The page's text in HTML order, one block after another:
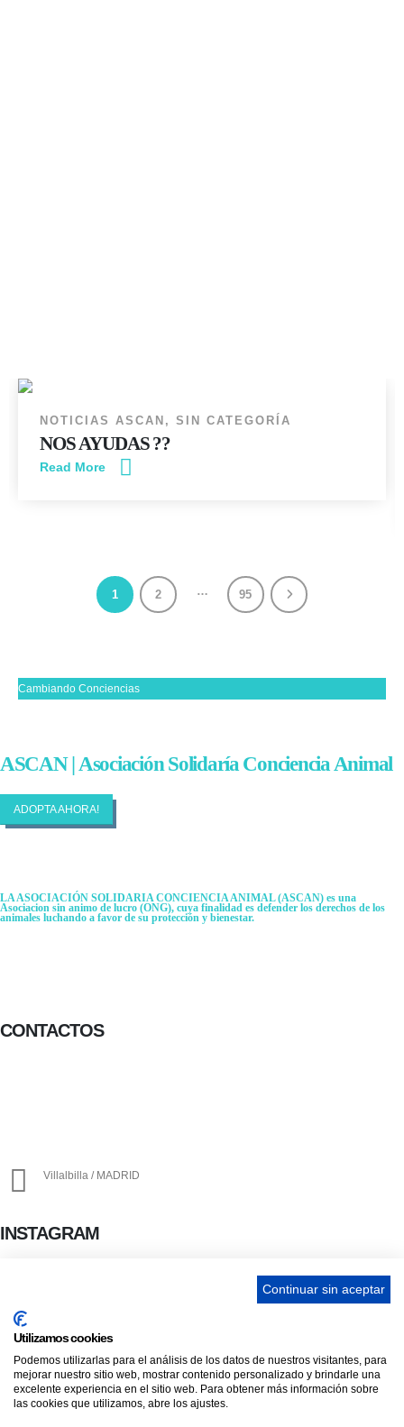
NOTICIAS ASCAN , SIN CATEGORÍA
NOS AYUDAS ??
Read More
1 2 … 95
Cambiando Conciencias
ASCAN | Asociación Solidaría Conciencia Animal
ADOPTA AHORA!
LA ASOCIACIÓN SOLIDARIA CONCIENCIA ANIMAL (ASCAN) es una
Asociacion sin animo de lucro (ONG), cuya finalidad es defender los derechos de los
animales luchando a favor de su protección y bienestar.
CONTACTOS
Villalbilla / MADRID
INSTAGRAM
ENLACES
Adopta un perro
Política de Privacidad
Continuar sin aceptar
Utilizamos cookies
Podemos utilizarlas para el análisis de los datos de nuestros visitantes, para
mejorar nuestro sitio web, mostrar contenido personalizado y brindarle una
excelente experiencia en el sitio web. Para obtener más información sobre
las cookies que utilizamos, abre los ajustes.